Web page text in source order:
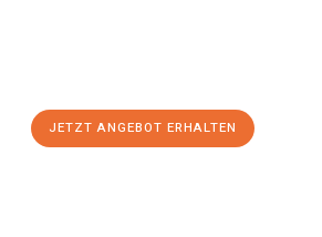
JETZT ANGEBOT ERHALTEN